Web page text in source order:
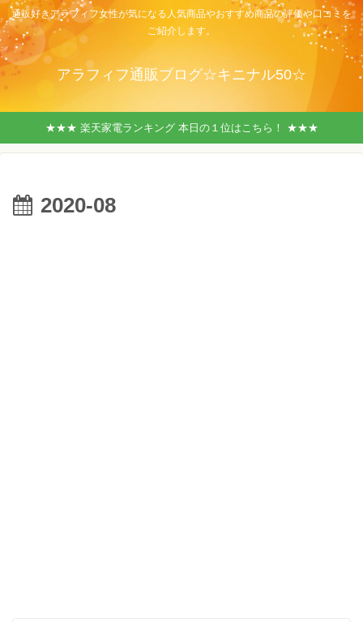
通販好きアラフィフ女性が気になる人気商品やおすすめ商品の評価や口コミを
ご紹介します。
アラフィフ通販ブログ☆キニナル50☆
★★★ 楽天家電ランキング 本日の１位はこちら！ ★★★
2020-08